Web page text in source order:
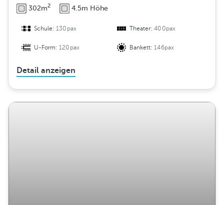
302m2 4.5m Höhe
Schule:130pax Theater:400pax
U-Form:120pax Bankett:146pax
Detail anzeigen